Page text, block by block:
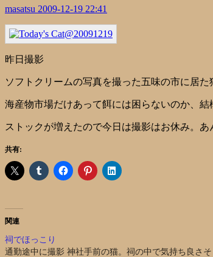
masatsu 2009-12-19 22:41
昨日撮影
ソフトクリームの写真を撮った五味の市に居た
海産物市場だけあって餌には困らないのか、結
ストックが増えたので今日は撮影はお休み。
共有:
関連
祠でほっこり
通勤途中に撮影 神社手前の猫。祠の中で気持ち良さそ